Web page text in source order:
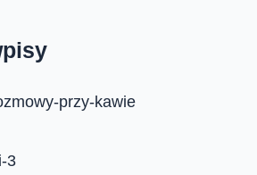
przy-kawie
3